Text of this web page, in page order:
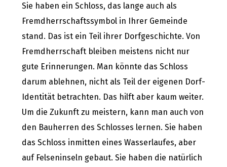
Sie haben ein Schloss, das lange auch als
Fremdherrschaftssymbol in Ihrer Gemeinde
stand. Das ist ein Teil ihrer Dorfgeschichte. Von
Fremdherrschaft bleiben meistens nicht nur
gute Erinnerungen. Man könnte das Schloss
darum ablehnen, nicht als Teil der eigenen Dorf-
Identität betrachten. Das hilft aber kaum weiter.
Um die Zukunft zu meistern, kann man auch von
den Bauherren des Schlosses lernen. Sie haben
das Schloss inmitten eines Wasserlaufes, aber
auf Felseninseln gebaut. Sie haben die natürlich